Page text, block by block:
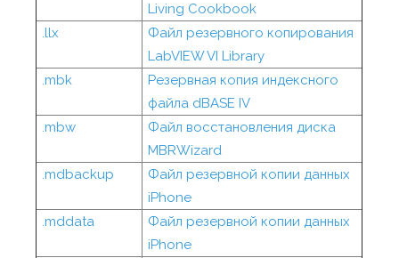
Living Cookbook
.llx
Файл резервного копирования
LabVIEW VI Library
.mbk
Резервная копия индексного
файла dBASE IV
.mbw
Файл восстановления диска
MBRWizard
.mdbackup
Файл резервной копии данных
iPhone
.mddata
Файл резервной копии данных
iPhone